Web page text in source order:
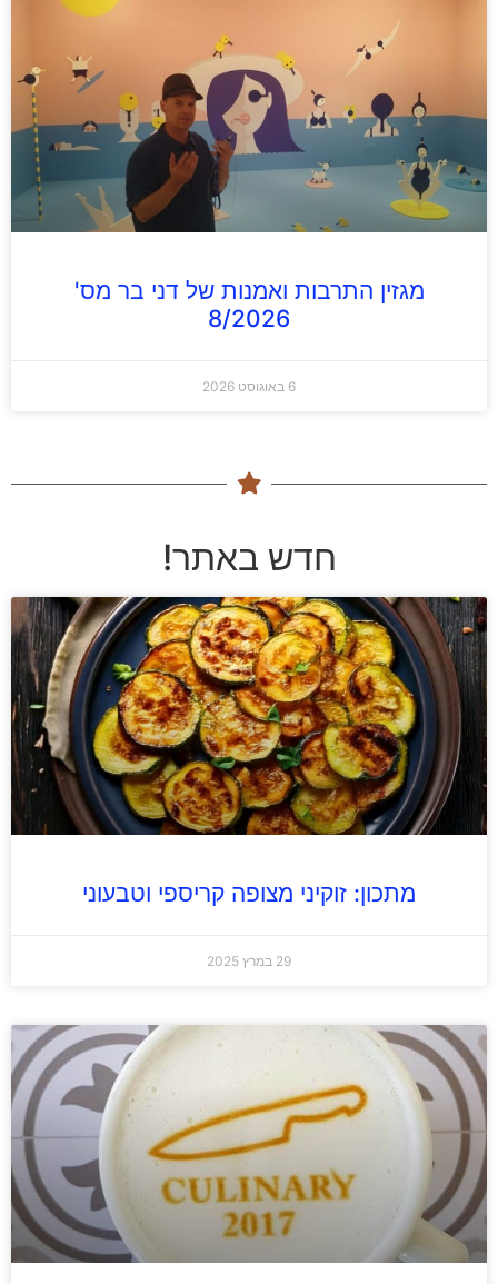
מגזין התרבות ואמנות של דני בר מס'
8/2026
6 באוגוסט 2026
חדש באתר!
מתכון: זוקיני מצופה קריספי וטבעוני
29 במרץ 2025